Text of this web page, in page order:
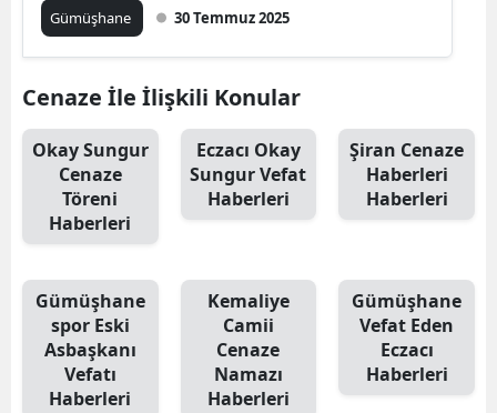
Tekirdağ
Tokat
Trabzon
Şanlıurfa
Uşak
Van
Gümüşhane 30 Temmuz 2025
Cenaze İle İlişkili Konular
Okay Sungur
Cenaze
Töreni
Haberleri
Eczacı Okay
Sungur Vefat
Haberleri
Şiran Cenaze
Haberleri
Haberleri
Gümüşhane
spor Eski
Asbaşkanı
Vefatı
Haberleri
Kemaliye
Camii
Cenaze
Namazı
Haberleri
Gümüşhane
Vefat Eden
Eczacı
Haberleri